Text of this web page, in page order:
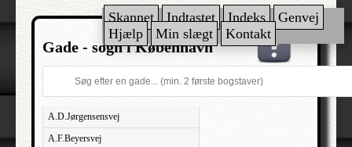
Skannet Indtastet Indeks
Genvej
Hjælp
Min slægt Kontakt
Gade - sogn i København
A.D.Jørgensensvej
A.F.Beyersvej